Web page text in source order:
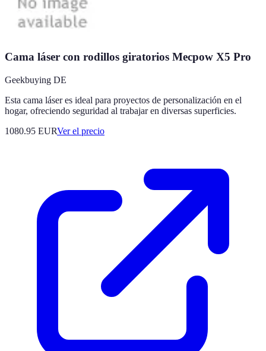
Cama láser con rodillos giratorios Mecpow X5 Pro
Geekbuying DE
Esta cama láser es ideal para proyectos de personalización en el
hogar, ofreciendo seguridad al trabajar en diversas superficies.
1080.95 EURVer el precio